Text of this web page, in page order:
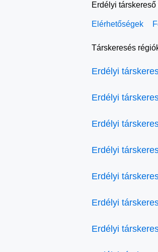
Erdélyi
Elérhetőségek
Társkeresés
Erdélyi
Erdélyi
Erdélyi
Erdélyi
Erdélyi
Erdélyi
Erdélyi